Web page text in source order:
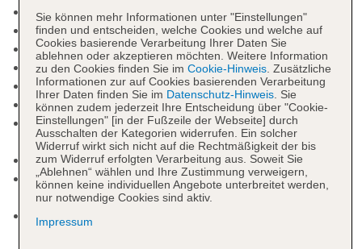
Nichtraucherhotel
Check-in Zeit ab 15:00 Uhr
Check-out Zeit bis 12:00 Uhr
Hoteleröffnung: 2013
Letzte Komplettrenovierung: 2015
Rezeption: täglich 24 Stunden
Gästebetreuung: Sprachen: deutsch, englisch,
italienisch, französisch
Lift
begrünter Innenhof, Dachterrasse,
Sonnenterrasse
Internet: WLAN/WiFi, im gesamten Hotel
Sie können mehr Informationen unter "Einstellungen"
finden und entscheiden, welche Cookies und welche auf
Cookies basierende Verarbeitung Ihrer Daten Sie
ablehnen oder akzeptieren möchten. Weitere Information
zu den Cookies finden Sie im Cookie-Hinweis. Zusätzliche
Informationen zur auf Cookies basierenden Verarbeitung
Ihrer Daten finden Sie im Datenschutz-Hinweis. Sie
können zudem jederzeit Ihre Entscheidung über "Cookie-
Einstellungen" [in der Fußzeile der Webseite] durch
Ausschalten der Kategorien widerrufen. Ein solcher
Widerruf wirkt sich nicht auf die Rechtmäßigkeit der bis
zum Widerruf erfolgten Verarbeitung aus. Soweit Sie
„Ablehnen“ wählen und Ihre Zustimmung verweigern,
können keine individuellen Angebote unterbreitet werden,
nur notwendige Cookies sind aktiv.
Impressum